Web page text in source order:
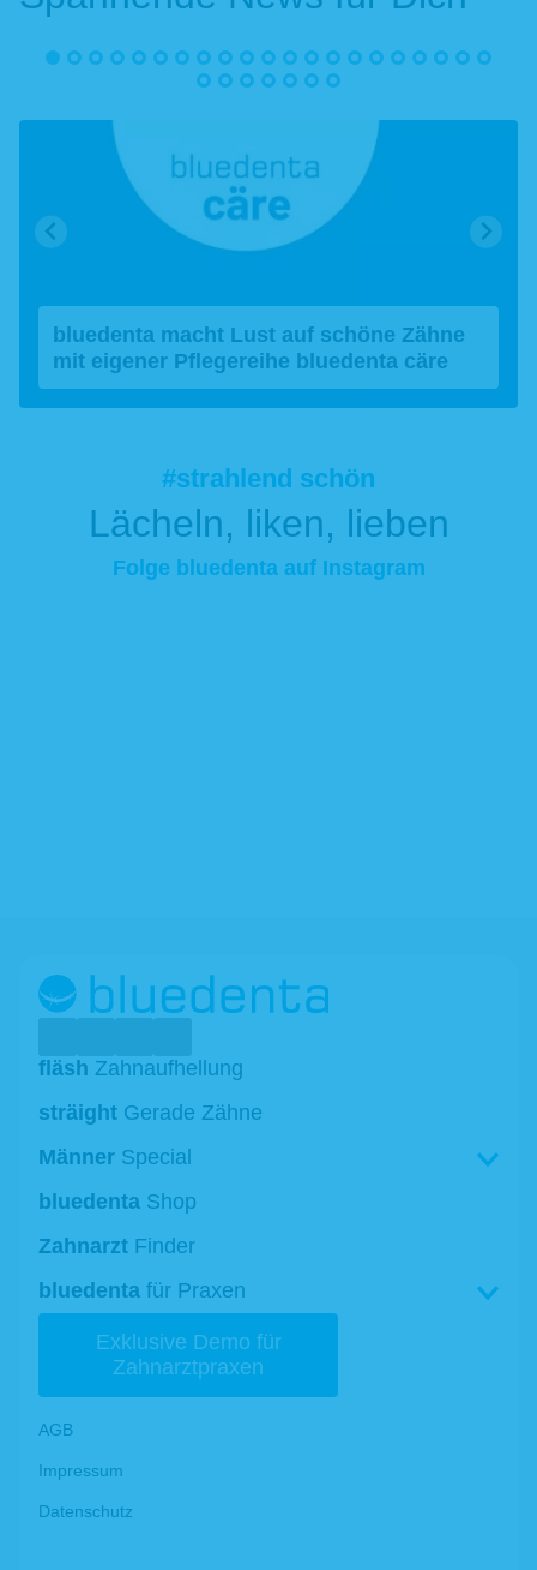
bluedenta macht Lust auf schöne Zähne
mit eigener Pflegereihe bluedenta cäre
#strahlend schön
Lächeln, liken, lieben
Folge bluedenta auf Instagram
Exklusive Demo für
Zahnarztpraxen
fläsh Zahnaufhellung
sträight Gerade Zähne
Männer Special
sträight – Gerade Zähne
Ergänzende Zahnpflege
bluedenta Shop
Zahnarzt Finder
bluedenta für Praxen
bluedenta – Ihre Vorteile
fläsh Zahnaufhellung
AGB
Impressum
Datenschutz